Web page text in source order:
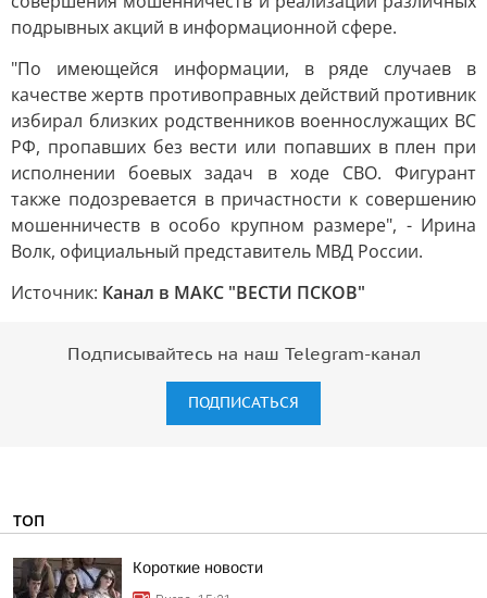
подрывных акций в информационной сфере.
"По имеющейся информации, в ряде случаев в
качестве жертв противоправных действий противник
избирал близких родственников военнослужащих ВС
РФ, пропавших без вести или попавших в плен при
исполнении боевых задач в ходе СВО. Фигурант
также подозревается в причастности к совершению
мошенничеств в особо крупном размере", - Ирина
Волк, официальный представитель МВД России.
Источник: Канал в МАКС "ВЕСТИ ПСКОВ"
Подписывайтесь на наш Telegram-канал
ПОДПИСАТЬСЯ
ТОП
Короткие новости